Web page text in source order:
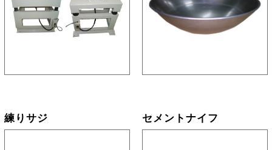
練りサジ セメントナイフ